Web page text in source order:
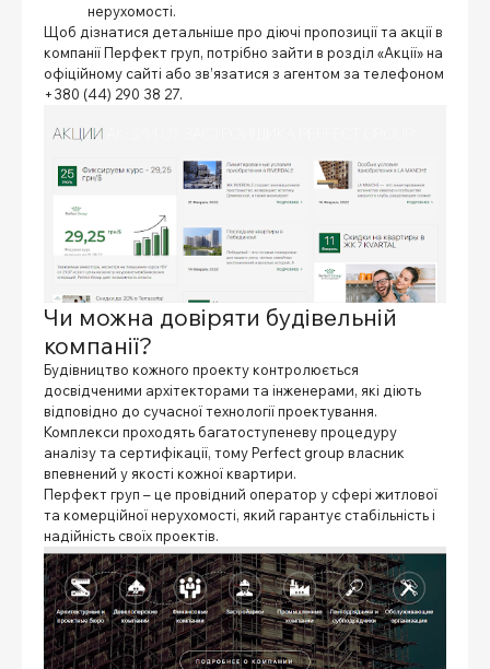
нерухомості.
Щоб дізнатися детальніше про діючі пропозиції та акції в
компанії Перфект груп, потрібно зайти в розділ «Акції» на
офіційному сайті або зв’язатися з агентом за телефоном
+380 (44) 290 38 27.
Чи можна довіряти будівельній
компанії?
Будівництво кожного проекту контролюється
досвідченими архітекторами та інженерами, які діють
відповідно до сучасної технології проектування.
Комплекси проходять багатоступеневу процедуру
аналізу та сертифікації, томуPerfect group власник
впевнений у якості кожної квартири.
Перфект груп – це провідний оператор у сфері житлової
та комерційної нерухомості, який гарантує стабільність і
надійність своїх проектів.